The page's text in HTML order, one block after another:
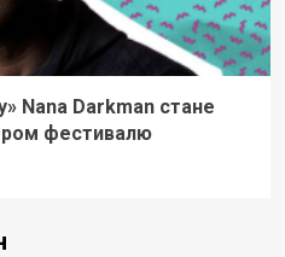
Nana Darkman стане
фестивалю